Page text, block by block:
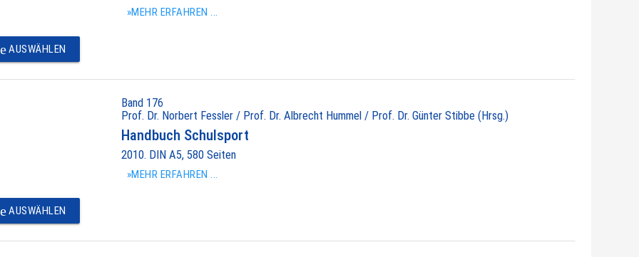
»MEHR ERFAHREN ...
AUSWÄHLEN
Band 176
Prof. Dr. Norbert Fessler / Prof. Dr. Albrecht Hummel / Prof. Dr. Günter Stibbe (Hrsg.)
Handbuch Schulsport
2010. DIN A5, 580 Seiten
»MEHR ERFAHREN ...
AUSWÄHLEN